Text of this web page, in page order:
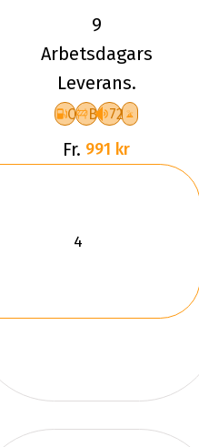
DELINTE
AW7 XL
9
Arbetsdagars
Leverans.
C B 72
Fr. 991 kr